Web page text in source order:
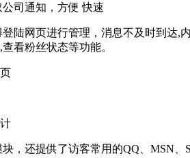
司通知，方便 快速
陆网页进行管理，消息不及时到达
看粉丝状态等功能。
，还提供了访客常用的QQ、MSN